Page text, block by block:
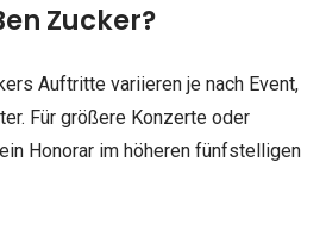
Zucker?
Auftritte variieren je nach Event,
Für größere Konzerte oder
Honorar im höheren fünfstelligen